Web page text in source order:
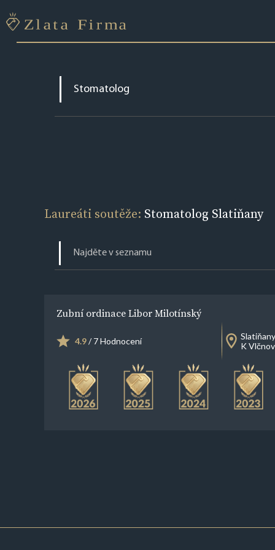
Laureáti soutěže: Stomatolog Slatiňany
Zubní ordinace Libor Milotínský
4.9/ 7 Hodnocení
Slatiňany
K